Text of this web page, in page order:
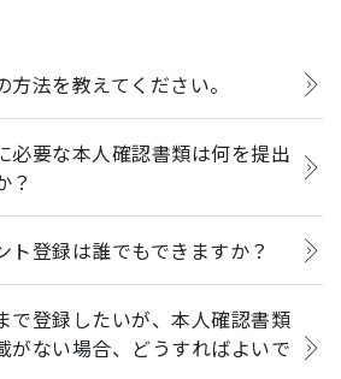
法を教えてください。
必要な本人確認書類は何を提出
？
ト登録は誰でもできますか？
で登録したいが、本人確認書類
がない場合、どうすればよいで